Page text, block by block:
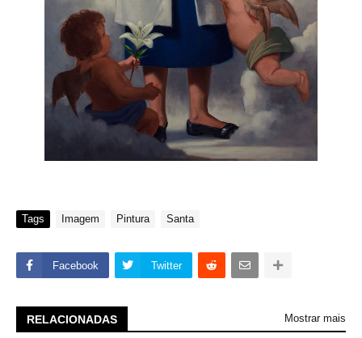
Tags Imagem Pintura Santa
Facebook Twitter
RELACIONADAS Mostrar mais